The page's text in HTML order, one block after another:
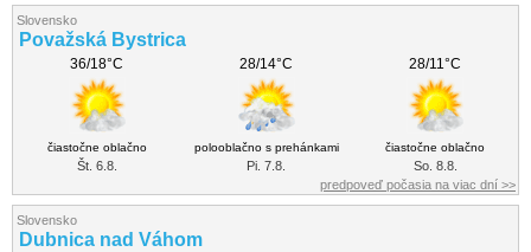
Slovensko
Považská Bystrica
36/18°C 28/14°C 28/11°C
čiastočne oblačno polooblačno s prehánkami čiastočne oblačno
Št. 6.8. Pi. 7.8.
So. 8.8.
predpoveď počasia na viac dní >>
Slovensko
Dubnica nad Váhom